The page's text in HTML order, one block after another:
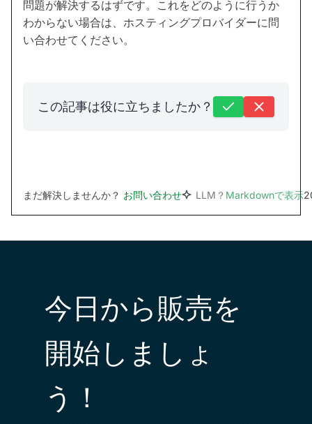
問題が解決するはずです。これをどのように行うか
わからない場合は、ホスティングプロバイダーに問
い合わせてください。
この記事は役に立ちましたか？
まだ解決しませんか？ お問い合わせ LLM？ Markdownで表示
今日から販売を
開始しましょ
う！